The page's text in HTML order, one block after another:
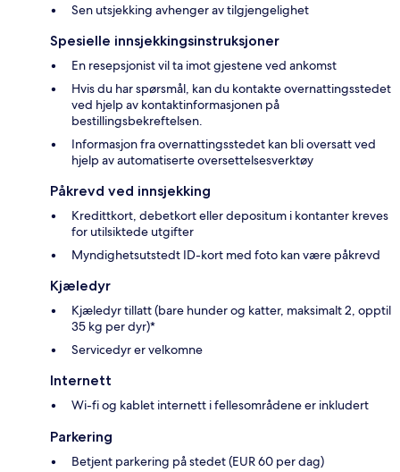
Sen utsjekking avhenger av tilgjengelighet
Spesielle innsjekkingsinstruksjoner
En resepsjonist vil ta imot gjestene ved ankomst
Hvis du har spørsmål, kan du kontakte overnattingsstedet
ved hjelp av kontaktinformasjonen på
bestillingsbekreftelsen.
Informasjon fra overnattingsstedet kan bli oversatt ved
hjelp av automatiserte oversettelsesverktøy
Påkrevd ved innsjekking
Kredittkort, debetkort eller depositum i kontanter kreves
for utilsiktede utgifter
Myndighetsutstedt ID-kort med foto kan være påkrevd
Kjæledyr
Kjæledyr tillatt (bare hunder og katter, maksimalt 2, opptil
35 kg per dyr)*
Servicedyr er velkomne
Internett
Wi-fi og kablet internett i fellesområdene er inkludert
Parkering
Betjent parkering på stedet (EUR 60 per dag)